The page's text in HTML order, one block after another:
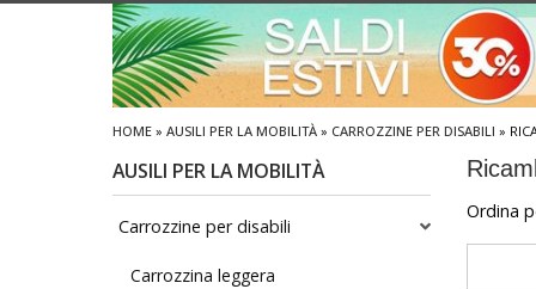
HOME» AUSILI PER LA MOBILITÀ» CARROZZINE PER DISABILI »
AUSILI PER LA MOBILITÀ
Carrozzine per disabili
Carrozzina leggera
Ordina